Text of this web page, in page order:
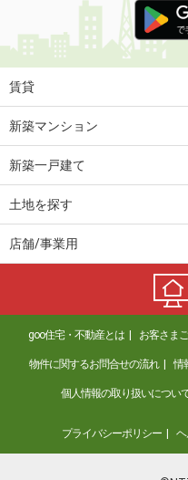
賃貸
新築マンション
新築一戸建て
土地を探す
店舗/事業用
goo住宅・不動産とは お客さま
物件に関するお問合せの流れ 情
個人情報の取り扱いについ
プライバシーポリシー ヘ